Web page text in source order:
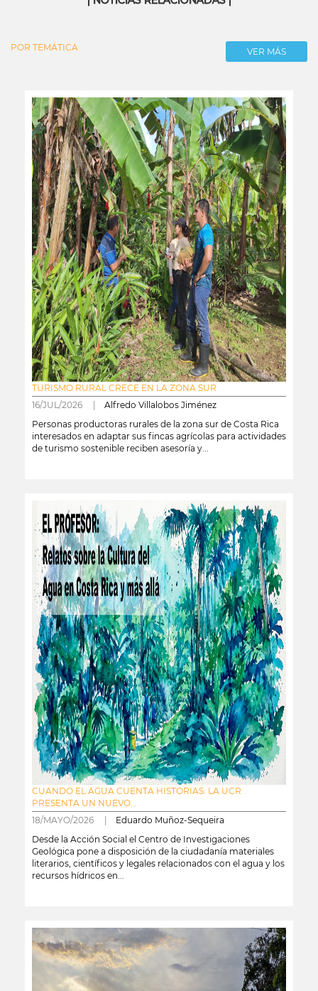
POR TEMÁTICA VER MÁS
TURISMO RURAL CRECE EN LA ZONA SUR
16/JUL/2026 | Alfredo Villalobos Jiménez
Personas productoras rurales de la zona sur de Costa Rica
interesados en adaptar sus fincas agrícolas para actividades
de turismo sostenible reciben asesoría y...
CUANDO EL AGUA CUENTA HISTORIAS: LA UCR
PRESENTA UN NUEVO...
18/MAYO/2026 | Eduardo Muñoz-Sequeira
Desde la Acción Social el Centro de Investigaciones
Geológica pone a disposición de la ciudadanía materiales
literarios, científicos y legales relacionados con el agua y los
recursos hídricos en...